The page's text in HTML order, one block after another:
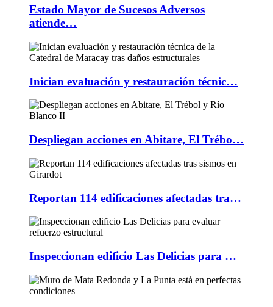
Estado Mayor de Sucesos Adversos
atiende…
Inician evaluación y restauración técnic…
Despliegan acciones en Abitare, El Trébo…
Reportan 114 edificaciones afectadas tra…
Inspeccionan edificio Las Delicias para …